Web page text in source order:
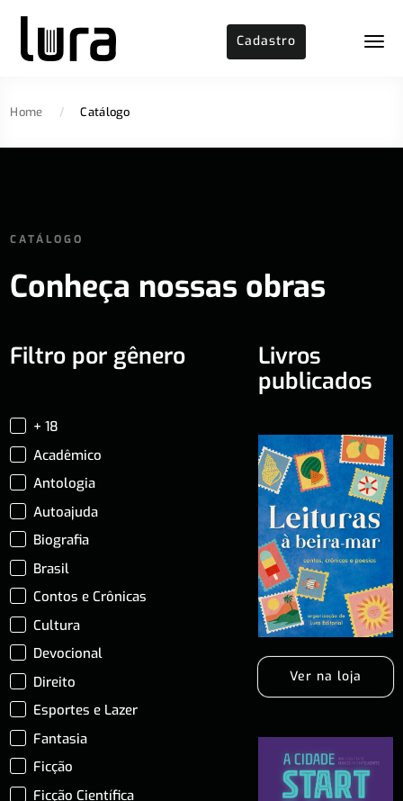
Cadastro
Home / Catálogo
CATÁLOGO
Conheça nossas obras
Filtro por gênero
+ 18
Acadêmico
Antologia
Autoajuda
Biografia
Brasil
Contos e Crônicas
Cultura
Devocional
Direito
Esportes e Lazer
Fantasia
Ficção
Ficção Científica
Livros
publicados
Ver na loja